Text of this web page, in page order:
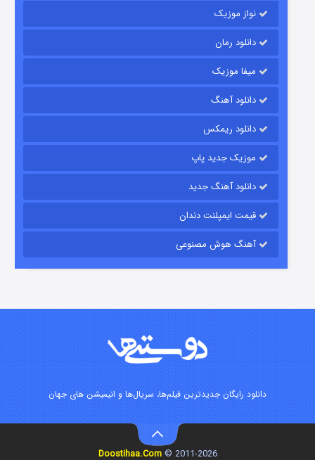
قسمت
شوگر فصل ۲
خاندان اژدها فصل ۳
نواز موزیک
دانلود رمان
میفا موزیک
دانلود آهنگ
دانلود ریمکس
موزیک جدید پاپ
دانلود آهنگ جدید
قیمت ایمپلنت دندان
آهنگ هوش مصنوعی
دانلود رایگان جدیدترین فیلم‌ها، سریال‌ها و انیمیشن های جهان
2011-2026 ©
Doostihaa.Com